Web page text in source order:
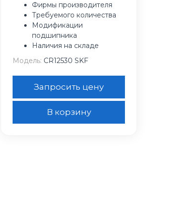
Фирмы производителя
Требуемого количества
Модификации
подшипника
Наличия на складе
Модель: CR12530 SKF
Запросить цену
В корзину